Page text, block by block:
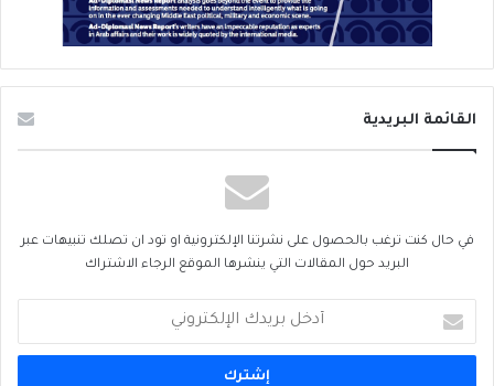
القائمة البريدية
في حال كنت ترغب بالحصول على نشرتنا الإلكترونية او تود ان تصلك تنبيهات عبر
البريد حول المقالات التي ينشرها الموقع الرجاء الاشتراك
بريدك
الإلكتروني